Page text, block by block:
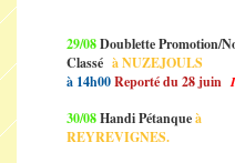
29/08Doublette Promotion/
Classé à NUZEJOULS
à 14h00Reporté du 28 juin
30/08Handi Pétanqueà
REYREVIGNES.